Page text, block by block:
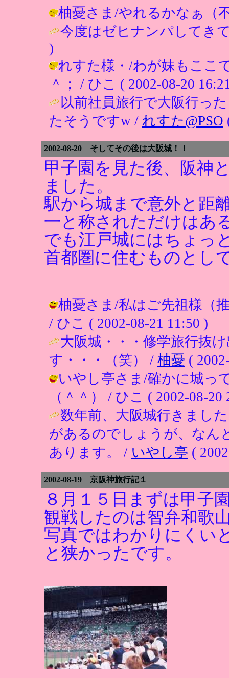
柚憂さま/やれるかなぁ（
今度はゼヒナンパしてき
)
れすた様・/わが妹もここ
＾； / ひこ ( 2002-08-20
以前社員旅行で大阪行っ
たそうですw / れすた@PSO
2002-08-20 そしてその後は大阪城！！
甲子園を見た後、阪神
ました。
駅から城まで意外と距
一と称されただけはあ
でも江戸城にはちょっ
首都圏に住むものとし
柚憂さま/私はご先祖様（
/ ひこ ( 2002-08-21 11:50 )
大阪城・・・修学旅行抜
す・・・（笑） / 柚憂 (
いやし亭さま/確かに城っ
（＾＾） / ひこ ( 2002-08-20
数年前、大阪城行きまし
があるのでしょうが、なん
あります。 / いやし亭 (
2002-08-19 京阪神旅行記１
８月１５日まずは甲子
観戦したのは智弁和歌
写真ではわかりにくい
と狭かったです。